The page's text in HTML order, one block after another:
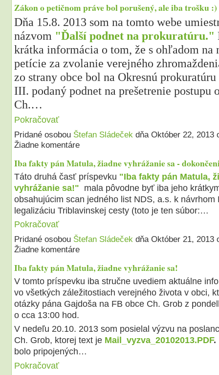
Zákon o petičnom práve bol porušený, ale iba trošku :)
Dňa 15.8. 2013 som na tomto webe
názvom "Ďalší podnet na prokuratúru."
krátka informácia o tom, že s ohľadom na
petície za zvolanie verejného
zo strany obce bol na Okresnú
III. podaný podnet na prešetrenie postupu
Ch.…
Pokračovať
Pridané osobou Štefan Sládečekdňa Október 22, 2013
Žiadne komentáre
Iba fakty pán Matula, žiadne vyhrážanie sa -
Táto druhá časť príspevku "Iba fakty pán Matula,
vyhrážanie sa!" mala pôvodne byť iba jeho
obsahujúcim scan jedného list NDS, a.s. k návrhom
legalizáciu Triblavinskej cesty (toto je ten súbor:…
Pokračovať
Pridané osobou Štefan Sládečekdňa Október 21, 2013
Žiadne komentáre
Iba fakty pán Matula, žiadne vyhrážanie sa!
V tomto príspevku iba stručne uvediem aktuálne
vo všetkých záležitostiach verejného života v obci,
otázky pána Gajdoša na FB obce Ch. Grob z
o cca 13:00 hod.
V nedeľu 20.10. 2013 som posielal výzvu na
Ch. Grob, ktorej text je Mail_vyzva_20102013.PDF.
bolo pripojených…
Pokračovať